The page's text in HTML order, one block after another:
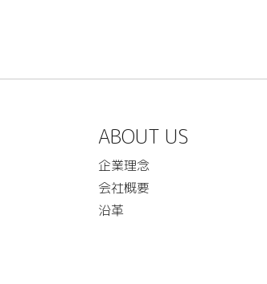
ABOUT US
企業理念
会社概要
沿革